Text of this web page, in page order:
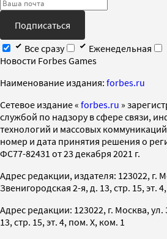
Подписаться
Все сразу
Еженедельная
Новости Forbes Games
Наименование издания: forbes.ru
Cетевое издание « forbes.ru »
службой по надзору в сфере связи,
технологий и массовых
номер и дата принятия решения о
ФС77-82431 от 23 декабря 2021 г.
Адрес редакции, издателя: 123022, г.
Звенигородская 2-я, д. 13, стр. 15, эт.
Адрес редакции: 123022, г. Москва,
13, стр. 15, эт. 4, пом. X, ком. 1